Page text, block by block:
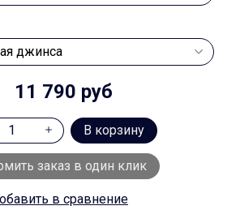
11 790 руб
В корзину
заказ в один клик
в сравнение